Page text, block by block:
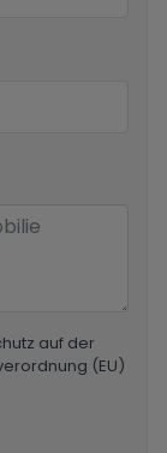
auf der
(EU)